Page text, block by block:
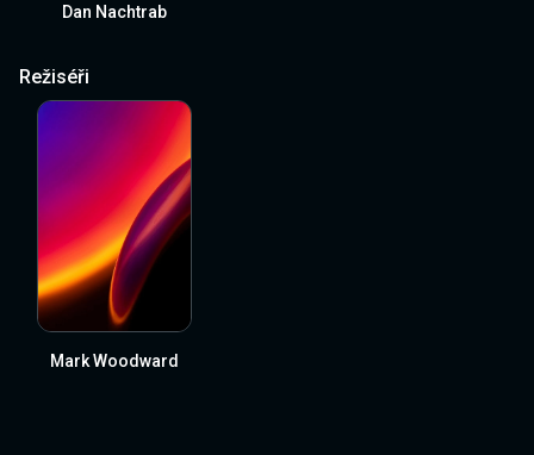
Dan Nachtrab
Režiséři
Mark Woodward